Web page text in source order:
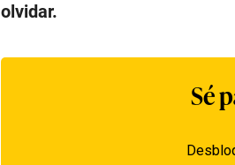
olvidar.